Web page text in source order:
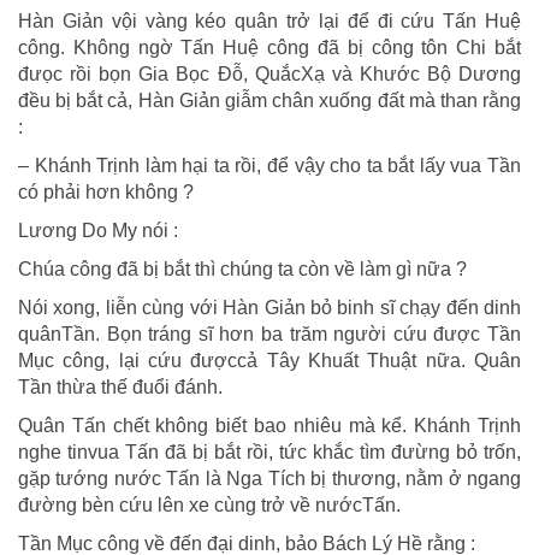
Hàn Giản vội vàng kéo quân trở lại để đi cứu Tấn Huệ
công. Không ngờ Tấn Huệ công đã bị công tôn Chi bắt
đưọc rồi bọn Gia Bọc Đỗ, QuắcXạ và Khước Bộ Dương
đều bị bắt cả, Hàn Giản giẫm chân xuống đất mà than rằng
:
– Khánh Trịnh làm hại ta rồi, để vậy cho ta bắt lấy vua Tần
có phải hơn không ?
Lương Do My nói :
Chúa công đã bị bắt thì chúng ta còn về làm gì nữa ?
Nói xong, liễn cùng với Hàn Giản bỏ binh sĩ chạy đến dinh
quânTần. Bọn tráng sĩ hơn ba trăm người cứu được Tần
Mục công, lại cứu đượccả Tây Khuất Thuật nữa. Quân
Tần thừa thế đuổi đánh.
Quân Tấn chết không biết bao nhiêu mà kể. Khánh Trịnh
nghe tinvua Tấn đã bị bắt rồi, tức khắc tìm đưừng bỏ trốn,
gặp tướng nước Tấn là Nga Tích bị thương, nằm ở ngang
đường bèn cứu lên xe cùng trở về nướcTấn.
Tần Mục công về đến đại dinh, bảo Bách Lý Hề rằng :